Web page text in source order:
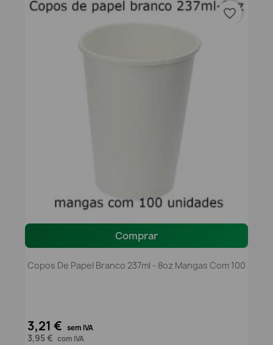
Comprar
Copos De Papel Branco 237ml - 8oz Mangas Com 100
3,21 € sem IVA
3,95 € com IVA
favorite_border